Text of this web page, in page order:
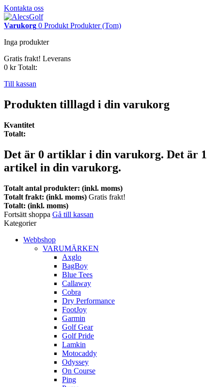
Kontakta oss
Varukorg 0 Produkt Produkter (Tom)
Inga produkter
Gratis frakt! Leverans
0 kr Totalt:
Till kassan
Produkten tilllagd i din varukorg
Kvantitet
Totalt:
Det är 0 artiklar i din varukorg. Det är 1
artikel in din varukorg.
Totalt antal produkter: (inkl. moms)
Totalt frakt: (inkl. moms) Gratis frakt!
Totalt: (inkl. moms)
Fortsätt shoppa Gå till kassan
Kategorier
Webbshop
VARUMÄRKEN
Axglo
BagBoy
Blue Tees
Callaway
Cobra
Dry Performance
FootJoy
Garmin
Golf Gear
Golf Pride
Lamkin
Motocaddy
Odyssey
On Course
Ping